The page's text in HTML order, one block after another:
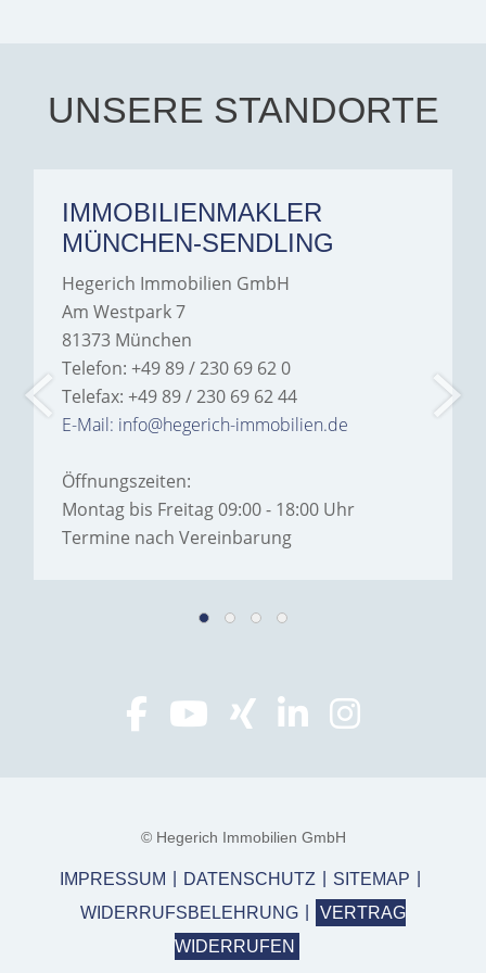
Hegerich Immobilien to
anyone looking for a home.
UNSERE STANDORTE
IMMOBILIENMAKLER
MÜNCHEN-SENDLING
Hegerich Immobilien GmbH
Am Westpark 7
81373 München
Telefon: +49 89 / 230 69 62 0
Telefax: +49 89 / 230 69 62 44
E-Mail: info@hegerich-immobilien.de
Öffnungszeiten:
Montag bis Freitag 09:00 - 18:00 Uhr
Termine nach Vereinbarung
© Hegerich Immobilien GmbH
IMPRESSUM DATENSCHUTZ
SITEMAP
WIDERRUFSBELEHRUNG
VERTRAG
WIDERRUFEN